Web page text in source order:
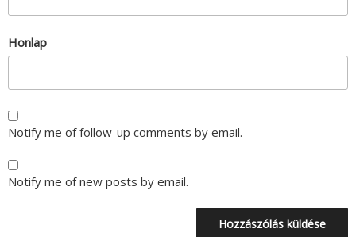
Honlap
Notify me of follow-up comments by email.
Notify me of new posts by email.